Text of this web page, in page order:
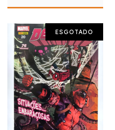
ESGOTADO